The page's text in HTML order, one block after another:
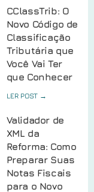
CClassTrib: O
Novo Código de
Classificação
Tributária que
Você Vai Ter
que Conhecer
LER POST →
Validador de
XML da
Reforma: Como
Preparar Suas
Notas Fiscais
para o Novo